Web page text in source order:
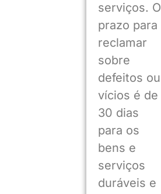
serviços. O
prazo para
reclamar
sobre
defeitos ou
vícios é de
30 dias
para os
bens e
serviços
duráveis e